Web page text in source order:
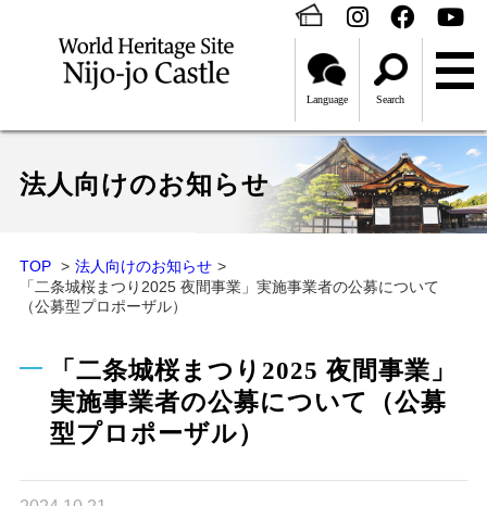
Language Search
法人向けのお知らせ
TOP
法人向けのお知らせ
「二条城桜まつり2025 夜間事業」実施事業者の公募について
（公募型プロポーザル）
「二条城桜まつり2025 夜間事業」
実施事業者の公募について（公募
型プロポーザル）